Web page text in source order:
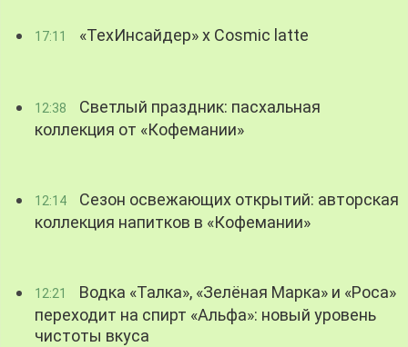
17:11 «ТехИнсайдер» х Cosmic latte
12:38
Светлый праздник: пасхальная
коллекция от «Кофемании»
12:14
Сезон освежающих открытий: авторская
коллекция напитков в «Кофемании»
12:21
Водка «Талка», «Зелёная Марка» и «Роса»
переходит на спирт «Альфа»: новый уровень
чистоты вкуса